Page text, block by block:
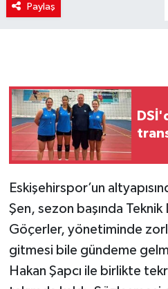
Paylaş
Eskişehirspor’un
Şen, sezon başında
Göçerler, yönetiminde
gitmesi bile gündeme
Hakan Şapcı ile birlikte